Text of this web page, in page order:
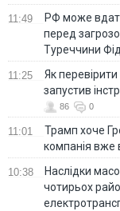
11:49
РФ може
перед
Туреччини
11:25
Як
запустив
86 0
11:01
Трамп хоче
компанія вже
10:38
Наслідки
чотирьох